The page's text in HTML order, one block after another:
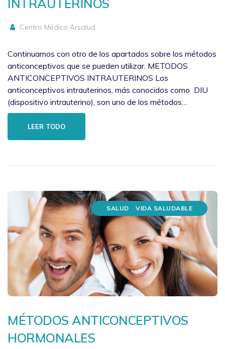
INTRAUTERINOS
Centro Médico Arsalud
Continuamos con otro de los apartados sobre los métodos
anticonceptivos que se pueden utilizar. METODOS
ANTICONCEPTIVOS INTRAUTERINOS Los
anticonceptivos intrauterinos, más conocidos como DIU
(dispositivo intrauterino), son uno de los métodos…
LEER TODO
SALUD VIDA SALUDABLE
MÉTODOS ANTICONCEPTIVOS
HORMONALES